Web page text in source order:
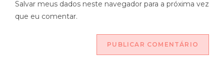
Salvar meus dados neste navegador para a próxima vez
que eu comentar.